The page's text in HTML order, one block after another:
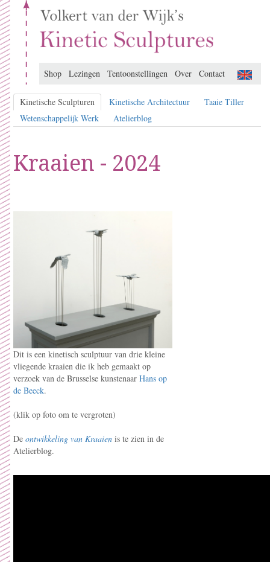
Shop Lezingen Tentoonstellingen Over Contact
Kinetische Sculpturen Kinetische Architectuur
Taaie Tiller
Wetenschappelijk Werk
Atelierblog
Kraaien - 2024
Dit is een kinetisch sculptuur van drie kleine
vliegende kraaien die ik heb gemaakt op
verzoek van de Brusselse kunstenaar Hans op
de Beeck.
(klik op foto om te vergroten)
De ontwikkeling van Kraaien is te zien in de
Atelierblog.